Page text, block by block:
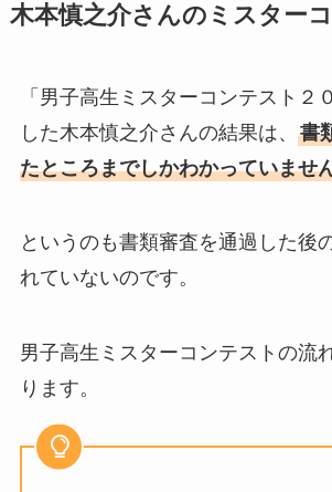
木本慎之介さんのミスター
「男子高生ミスターコンテスト２
した木本慎之介さんの結果は、 書
たところまでしかわかっていませ
というのも書類審査を通過した後
れていないのです。
男子高生ミスターコンテストの流
ります。